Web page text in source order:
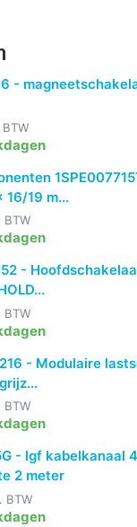
-
19 m...
BTW
-
BTW
- Modulaire
BTW
- lgf kabelkanaal
2 meter
BTW